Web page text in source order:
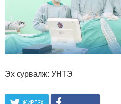
Эх сурвалж: УНТЭ
ЖИРГЭХ